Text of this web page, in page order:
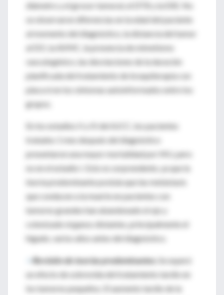
diámetro y el grosor tumoral, el DTB y la EXE. No
se observaron diferencias en la edad del paciente
al momento del diagnóstico, la distancia del tumor
al DO, la AVMC, la presencia de mimetismo
vasculogénico, las desviaciones de la duración
planificada del tratamiento de braquiterapia con
placa ni en los síntomas autoinformados entre los
grupos.
En los estadios II y III del AJCC, los pacientes
tratados 1 mes después del diagnóstico
presentaron una mayor mortalidad por MU, pero
no en el estadio I. Esto es sorprendente, ya que la
teoría predominante postula que las metástasis
que conducen a la muerte en pacientes con
tumores grandes han abandonado el ojo y
colonizado órganos distantes, principalmente el
hígado, varios años antes del diagnóstico.
Revisión de teorías predominantes.
Se esperó
un efecto de sobrevida del tratamiento tardío en
los tumores pequeños. El aumento tardío de la